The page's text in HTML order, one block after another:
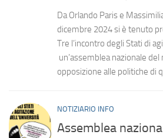
Da Orlando Paris e
dicembre 2024 si è tenuto
Tre l’incontro degli Stati di
un’assemblea nazionale
opposizione alle politiche di
NOTIZIARIO INFO
Assemblea